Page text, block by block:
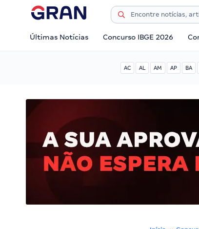
Últimas Notícias Concurso IBGE 2026
AC AL AM AP BA